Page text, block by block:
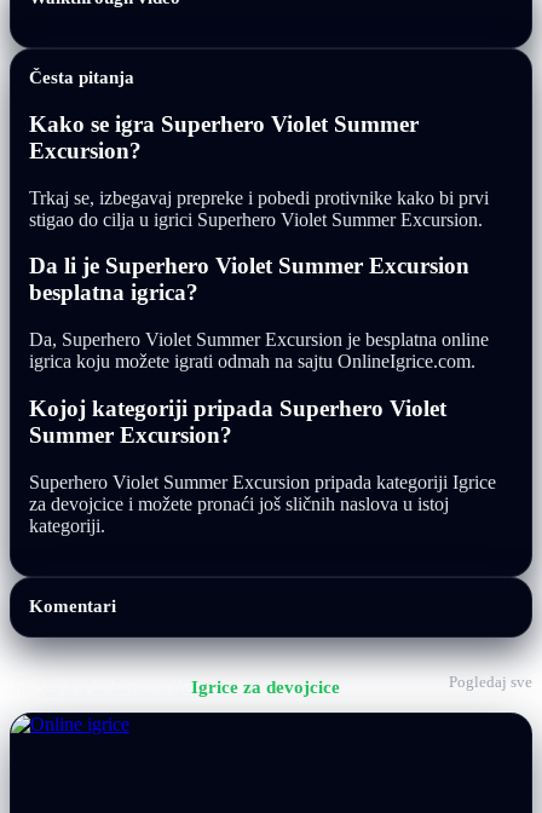
Česta pitanja
Kako se igra Superhero Violet Summer
Excursion?
Trkaj se, izbegavaj prepreke i pobedi protivnike kako bi prvi
stigao do cilja u igrici Superhero Violet Summer Excursion.
Da li je Superhero Violet Summer Excursion
besplatna igrica?
Da, Superhero Violet Summer Excursion je besplatna online
igrica koju možete igrati odmah na sajtu OnlineIgrice.com.
Kojoj kategoriji pripada Superhero Violet
Summer Excursion?
Superhero Violet Summer Excursion pripada kategoriji Igrice
za devojcice i možete pronaći još sličnih naslova u istoj
kategoriji.
Komentari
Igrice za devojcice Pogledaj sve